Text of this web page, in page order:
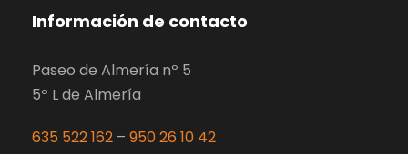
Información de contacto
Paseo de Almería nº 5
5º L de Almería
635 522 162 – 950 26 10 42